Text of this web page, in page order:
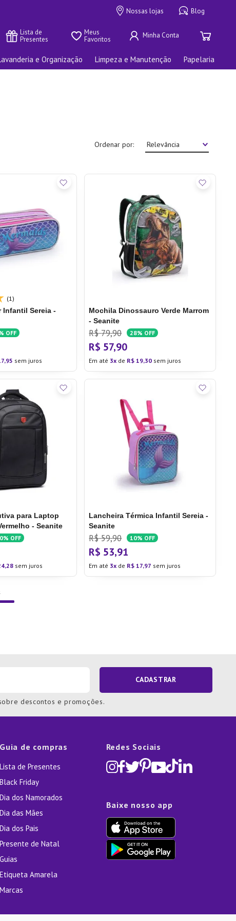
Nossas lojas Blog
Lista de
Presentes
Meus
Favoritos
e Organização Limpeza e Manutenção Papelaria
Ordenar por Relevância
(1)
Infantil Sereia -
OFF
,95 sem juros
Mochila Dinossauro Verde Marrom
- Seanite
R$ 79,90 28% OFF
R$ 57,90
Em até 3 de R$ 19,30 sem juros
para Laptop
- Seanite
OFF
,28sem juros
Lancheira Térmica Infantil Sereia -
Seanite
R$ 59,90 10% OFF
R$ 53,91
Em até 3 de R$ 17,97 sem juros
CADASTRAR
descontos e promoções.
Guia de compras
Lista de Presentes
Black Friday
Dia dos Namorados
Dia das Mães
Dia dos Pais
Presente de Natal
Guias
Etiqueta Amarela
Marcas
Redes Sociais
Baixe nosso app